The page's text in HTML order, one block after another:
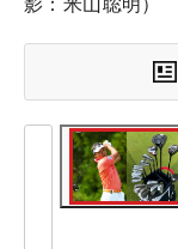
影：米山聡明）